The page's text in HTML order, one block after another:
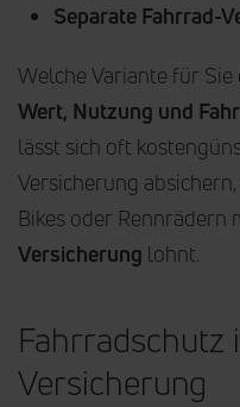
Separate Fahrrad-
Welche Variante für
Wert, Nutzung und
lässt sich oft
Versicherung
Bikes oder Rennrädern
Versicherung lohnt.
Fahrradschutz
Versicherung